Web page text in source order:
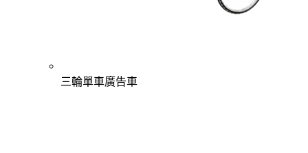
三輪單車廣告車